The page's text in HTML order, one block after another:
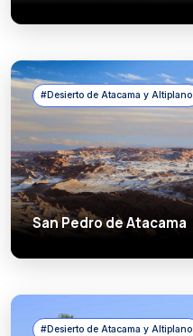
#Desierto de Atacama y Altiplano
San Pedro de Atacama
#Desierto de Atacama y Altiplano